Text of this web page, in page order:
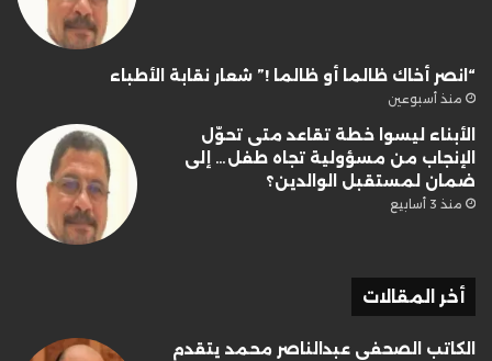
“انصر أخاك ظالما أو ظالما !” شعار نقابة الأطباء
منذ أسبوعين
الأبناء ليسوا خطة تقاعد متى تحوّل
الإنجاب من مسؤولية تجاه طفل… إلى
ضمان لمستقبل الوالدين؟
منذ 3 أسابيع
أخر المقالات
الكاتب الصحفى عبدالناصر محمد يتقدم